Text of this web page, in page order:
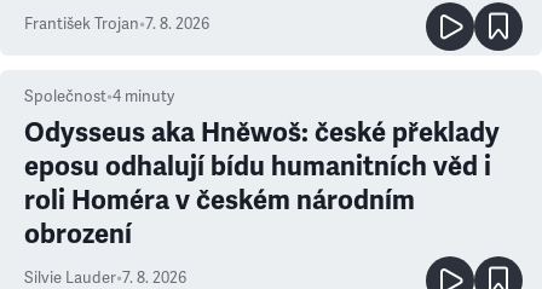
František Trojan•7. 8. 2026
Společnost•4 minuty
Odysseus aka Hněwoš: české překlady
eposu odhalují bídu humanitních věd i
roli Homéra v českém národním
obrození
Silvie Lauder•7. 8. 2026